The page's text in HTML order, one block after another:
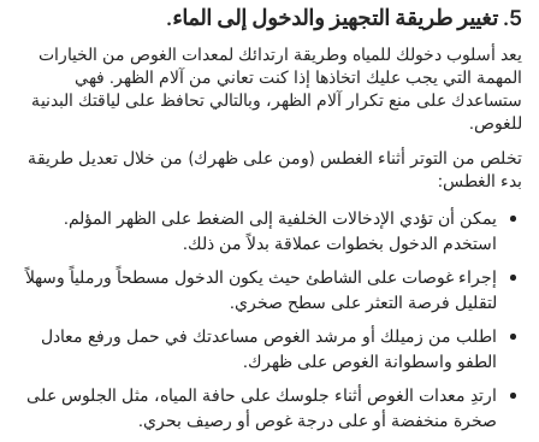
5. تغيير طريقة التجهيز والدخول إلى الماء.
يعد أسلوب دخولك للمياه وطريقة ارتدائك لمعدات الغوص من الخيارات
المهمة التي يجب عليك اتخاذها إذا كنت تعاني من آلام الظهر. فهي
ستساعدك على منع تكرار آلام الظهر، وبالتالي تحافظ على لياقتك البدنية
للغوص.
تخلص من التوتر أثناء الغطس (ومن على ظهرك) من خلال تعديل طريقة
بدء الغطس:
يمكن أن تؤدي الإدخالات الخلفية إلى الضغط على الظهر المؤلم.
استخدم الدخول بخطوات عملاقة بدلاً من ذلك.
إجراء غوصات على الشاطئ حيث يكون الدخول مسطحاً ورملياً وسهلاً
لتقليل فرصة التعثر على سطح صخري.
اطلب من زميلك أو مرشد الغوص مساعدتك في حمل ورفع معادل
الطفو واسطوانة الغوص على ظهرك.
ارتدِ معدات الغوص أثناء جلوسك على حافة المياه، مثل الجلوس على
صخرة منخفضة أو على درجة غوص أو رصيف بحري.